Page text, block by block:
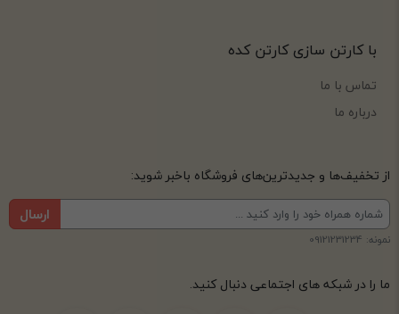
با کارتن سازی کارتن کده
تماس با ما
درباره ما
از تخفیف‌ها و جدیدترین‌های فروشگاه باخبر شوید:
ارسال
نمونه: 09121231234
ما را در شبکه های اجتماعی دنبال کنید.